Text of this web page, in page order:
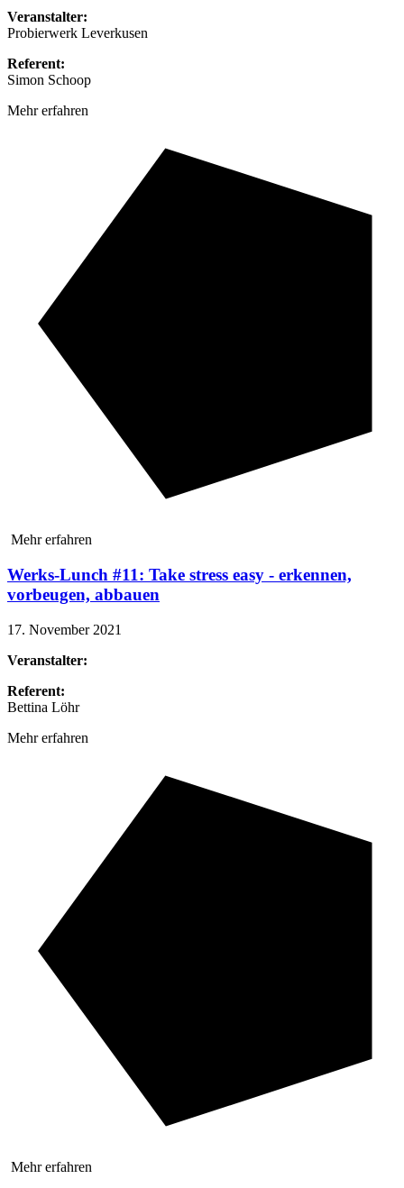
Veranstalter:
Probierwerk Leverkusen
Referent:
Simon Schoop
Mehr erfahren
Mehr erfahren
Werks-Lunch #11: Take stress easy - erkennen,
vorbeugen, abbauen
17. November 2021
Veranstalter:
Referent:
Bettina Löhr
Mehr erfahren
Mehr erfahren